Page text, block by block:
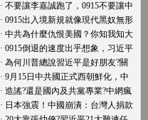
· 不要讓李嘉誠跑了，0915不要讓中
· 0915出入境新規就像現代黑奴無形
· 中共為什麼仇恨美國？你知我知大
· 0915倒退的速度出乎想象，习近平
· 為何川普總說習近平是好朋友?關
· 9月15日中共國正式西朝鮮化，中
· 造謠?還是國內及共黨專業?中網瘋
· 日本強震！中國崩潰：台灣人捐款